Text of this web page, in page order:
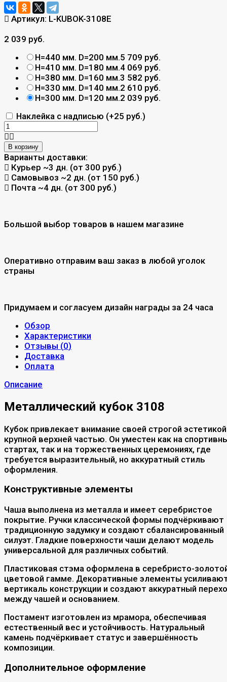
Артикул: L-KUBOK-3108E
2 039 руб.
H=440 мм. D=200 мм.5 709 руб.
H=410 мм. D=180 мм.4 069 руб.
H=380 мм. D=160 мм.3 582 руб.
H=330 мм. D=140 мм.2 610 руб.
H=300 мм. D=120 мм.2 039 руб.
Наклейка с надписью (+25 руб.)
В корзину
Варианты доставки:
Курьер ~3 дн. (от 300 руб.)
Самовывоз ~2 дн. (от 150 руб.)
Почта ~4 дн. (от 300 руб.)
Большой выбор товаров в нашем магазине
Оперативно отправим ваш заказ в любой уголок
страны
Придумаем и согласуем дизайн награды за 24 часа
Обзор
Характеристики
Отзывы (0)
Доставка
Оплата
Описание
Металлический кубок 3108
Кубок привлекает внимание своей строгой
крупной верхней частью. Он уместен как на
стартах, так и на торжественных церемониях, где
требуется выразительный, но аккуратный стиль
оформления.
Конструктивные элементы
Чаша выполнена из металла и имеет серебристое
покрытие. Ручки классической формы подчёркивают
традиционную задумку и создают сбалансированный
силуэт. Гладкие поверхности чаши делают модель
универсальной для различных событий.
Пластиковая стэма оформлена в серебристо-
цветовой гамме. Декоративные элементы
вертикаль конструкции и создают аккуратный
между чашей и основанием.
Постамент изготовлен из мрамора, обеспечивая
естественный вес и устойчивость. Натуральный
камень подчёркивает статус и завершённость
композиции.
Дополнительное оформление